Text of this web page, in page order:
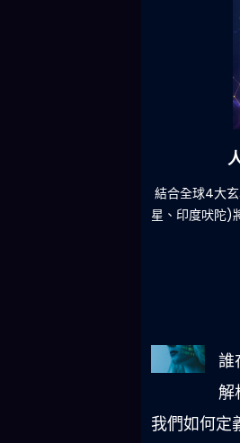
減少超過
誰
解
我們如何定